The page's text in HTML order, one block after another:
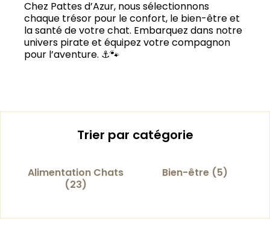
Chez Pattes d’Azur, nous sélectionnons
chaque trésor pour le confort, le bien-être et
la santé de votre chat. Embarquez dans notre
univers pirate et équipez votre compagnon
pour l’aventure. ⚓🐾
Trier par catégorie
Alimentation Chats
(23)
Bien-être (5)